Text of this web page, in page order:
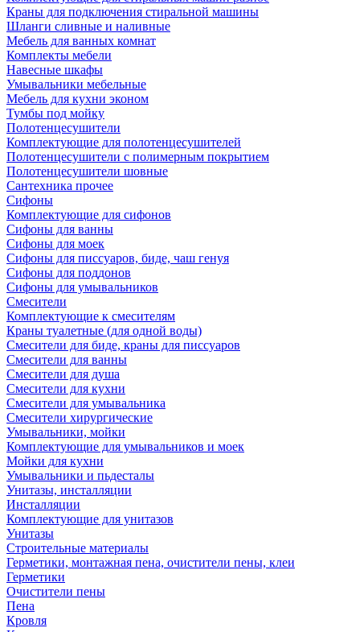
Краны для подключения стиральной машины
Шланги сливные и наливные
Мебель для ванных комнат
Комплекты мебели
Навесные шкафы
Умывальники мебельные
Мебель для кухни эконом
Тумбы под мойку
Полотенцесушители
Комплектующие для полотенцесушителей
Полотенцесушители с полимерным покрытием
Полотенцесушители шовные
Сантехника прочее
Сифоны
Комплектующие для сифонов
Сифоны для ванны
Сифоны для моек
Сифоны для писсуаров, биде, чаш генуя
Сифоны для поддонов
Сифоны для умывальников
Смесители
Комплектующие к смесителям
Краны туалетные (для одной воды)
Смесители для биде, краны для писсуаров
Смесители для ванны
Смесители для душа
Смесители для кухни
Смесители для умывальника
Смесители хирургические
Умывальники, мойки
Комплектующие для умывальников и моек
Мойки для кухни
Умывальники и пьдесталы
Унитазы, инсталляции
Инсталляции
Комплектующие для унитазов
Унитазы
Строительные материалы
Герметики, монтажная пена, очистители пены, клеи
Герметики
Очистители пены
Пена
Кровля